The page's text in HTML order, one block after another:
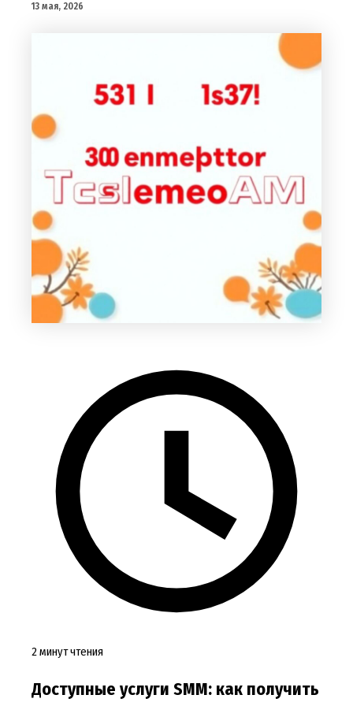
13 мая, 2026
2 минут чтения
Доступные услуги SMM: как получить